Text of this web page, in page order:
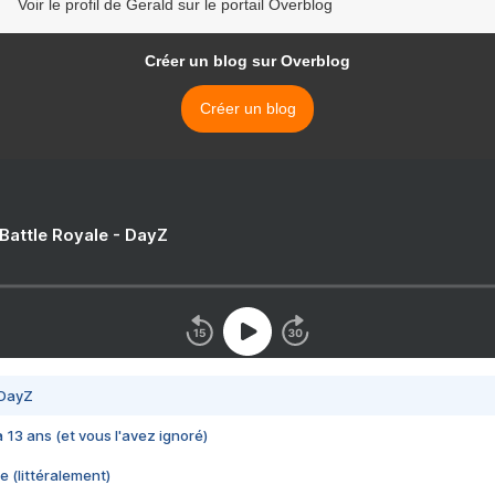
Voir le profil de Gerald sur le portail Overblog
Créer un blog sur Overblog
Créer un blog
Royale - DayZ
13 ans (et vous l'avez ignoré)
(littéralement)